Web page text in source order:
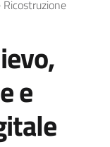
e